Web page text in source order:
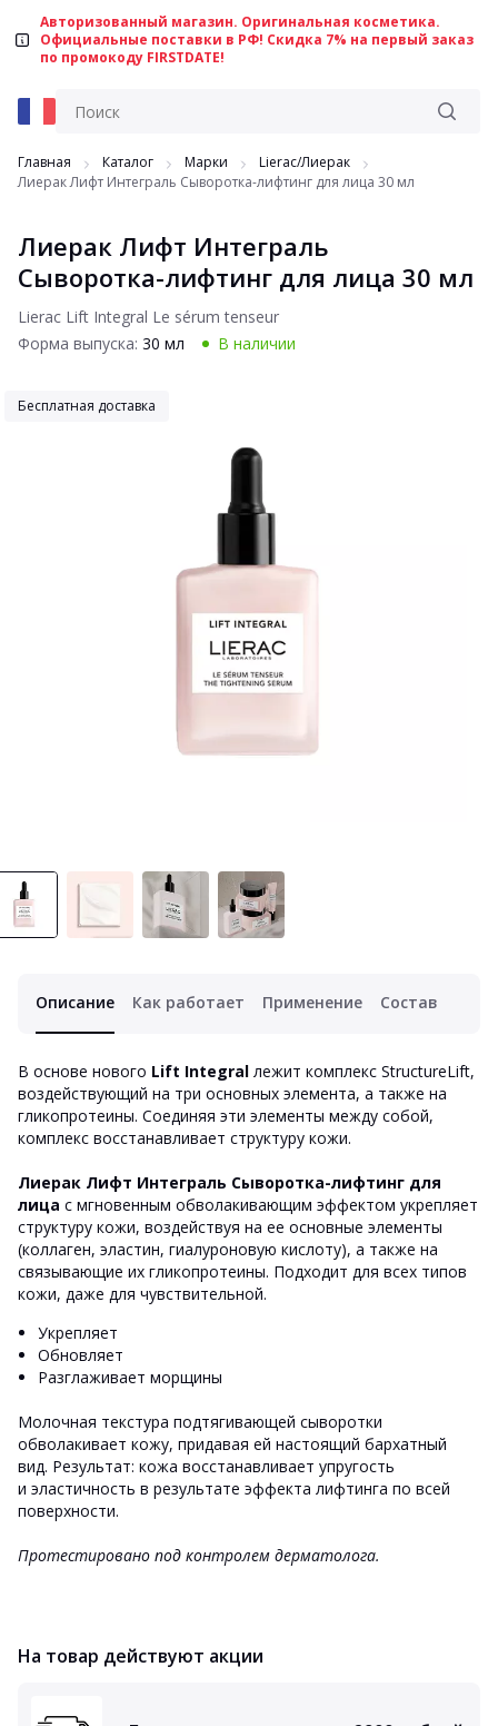
Авторизованный магазин. Оригинальная косметика.
Официальные поставки в РФ! Скидка 7% на первый заказ
по промокоду FIRSTDATE!
Главная Каталог Марки
Lierac/Лиерак
Лиерак Лифт Интеграль Сыворотка-лифтинг для лица 30 мл
Лиерак Лифт Интеграль
Сыворотка-лифтинг для лица 30 мл
Lierac Lift Integral Le sérum tenseur
Форма выпуска: 30 мл В наличии
Бесплатная доставка
Описание Как работает Применение Состав
В основе нового Lift Integral лежит комплекс StructureLift,
воздействующий на три основных элемента, а также на
гликопротеины. Соединяя эти элементы между собой,
комплекс восстанавливает структуру кожи.
Лиерак Лифт Интеграль Сыворотка-лифтинг для
лица с мгновенным обволакивающим эффектом укрепляет
структуру кожи, воздействуя на ее основные элементы
(коллаген, эластин, гиалуроновую кислоту), а также на
связывающие их гликопротеины. Подходит для всех типов
кожи, даже для чувствительной.
Укрепляет
Обновляет
Разглаживает морщины
Молочная текстура подтягивающей сыворотки
обволакивает кожу, придавая ей настоящий бархатный
вид. Результат: кожа восстанавливает упругость
и эластичность в результате эффекта лифтинга по всей
поверхности.
Протестировано под контролем дерматолога.
На товар действуют акции